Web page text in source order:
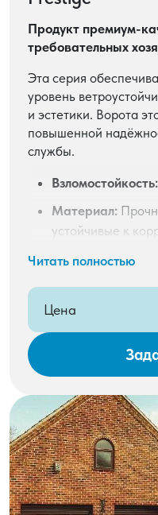
Продукт премиум-
требовательных
Эта серия
уровень
и эстетики. Ворота
повышенной
службы.
Взломостойкость:
Материал:
устойчивые к
обзора,
воздухообмена.
Палитра цветов:
ель, коричневый.
Читать полностью
Цена